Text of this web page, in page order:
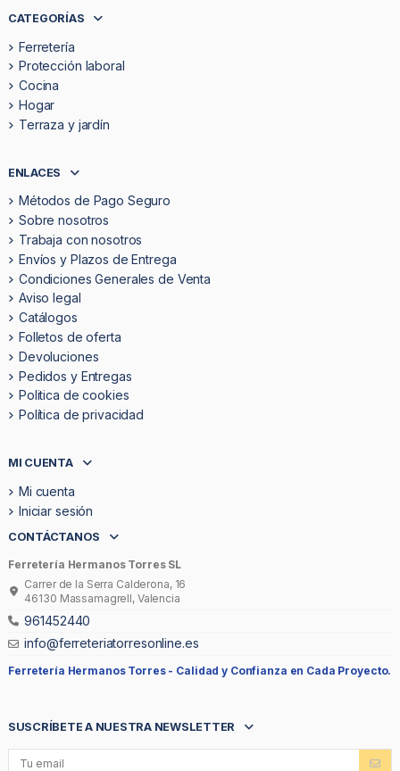
CATEGORÍAS
Ferretería
Protección laboral
Cocina
Hogar
Terraza y jardín
ENLACES
Métodos de Pago Seguro
Sobre nosotros
Trabaja con nosotros
Envíos y Plazos de Entrega
Condiciones Generales de Venta
Aviso legal
Catálogos
Folletos de oferta
Devoluciones
Pedidos y Entregas
Politica de cookies
Política de privacidad
MI CUENTA
Mi cuenta
Iniciar sesión
CONTÁCTANOS
Ferretería Hermanos Torres SL
Carrer de la Serra Calderona, 16
46130 Massamagrell, Valencia
961452440
info@ferreteriatorresonline.es
Ferretería Hermanos Torres - Calidad y Confianza en Cada Proyecto.
SUSCRÍBETE A NUESTRA NEWSLETTER